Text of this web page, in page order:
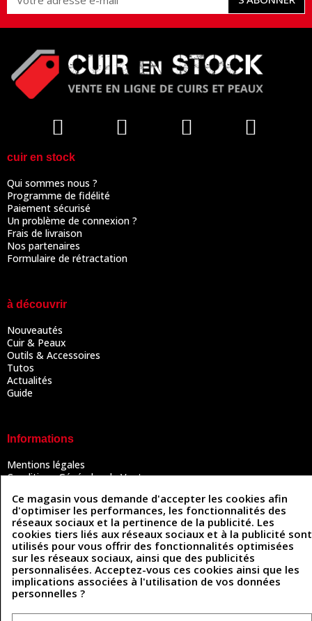
cuir en stock
Qui sommes nous ?
Programme de fidélité
Paiement sécurisé
Un problème de connexion ?
Frais de livraison
Nos partenaires
Formulaire de rétractation
à découvrir
Nouveautés
Cuir & Peaux
Outils & Accessoires
Tutos
Actualités
Guide
Informations
Mentions légales
Conditions Générales de Vente
Politique des cookies
Contactez-nous
Coordonnées
493 Chemin de Catougnac
81300 Graulhet
Ce magasin vous demande d'accepter les cookies afin
d'optimiser les performances, les fonctionnalités des
réseaux sociaux et la pertinence de la publicité. Les
cookies tiers liés aux réseaux sociaux et à la publicité sont
utilisés pour vous offrir des fonctionnalités optimisées
sur les réseaux sociaux, ainsi que des publicités
personnalisées. Acceptez-vous ces cookies ainsi que les
implications associées à l'utilisation de vos données
personnelles ?